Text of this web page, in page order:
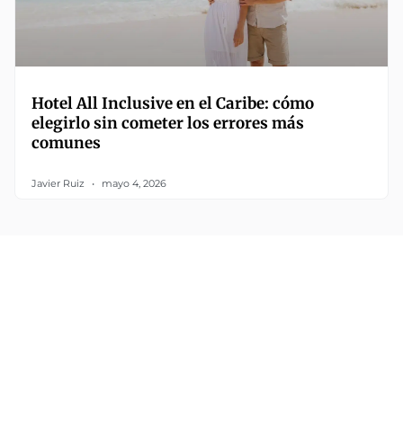
Hotel All Inclusive en el Caribe: cómo
elegirlo sin cometer los errores más
comunes
Javier Ruiz mayo 4, 2026